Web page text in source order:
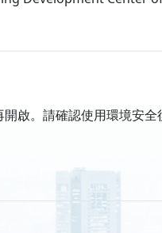
啟。請確認使用環境安全